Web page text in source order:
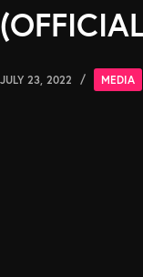
JULY 23, 2022 MEDIA